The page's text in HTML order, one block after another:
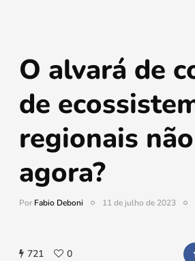
O alvará de
de
regionais
agora?
PorFabio Deboni 11 de julho de 2023
721 0